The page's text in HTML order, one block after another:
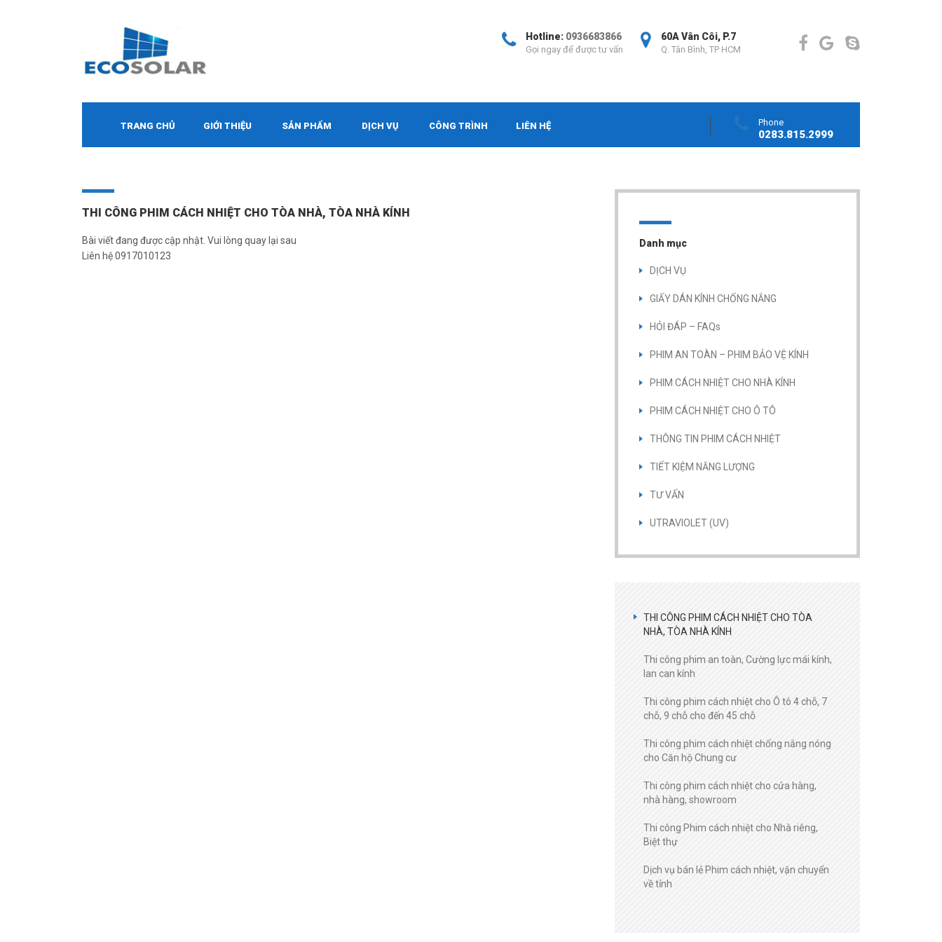
60A Vân Côi, P.7
Q. Tân Bình, TP HCM
Hotline: 0936683866
Gọi ngay để được tư vấn
TRANG CHỦ GIỚI THIỆU SẢN PHẨM DỊCH VỤ CÔNG TRÌNH LIÊN HỆ Phone
0283.815.2999
THI CÔNG PHIM CÁCH NHIỆT CHO TÒA NHÀ, TÒA NHÀ KÍNH
Bài viết đang được cập nhật. Vui lòng quay lại sau
Liên hệ 0917010123
Danh mục
DỊCH VỤ
GIẤY DÁN KÍNH CHỐNG NẮNG
HỎI ĐÁP – FAQs
PHIM AN TOÀN – PHIM BẢO VỆ KÍNH
PHIM CÁCH NHIỆT CHO NHÀ KÍNH
PHIM CÁCH NHIỆT CHO Ô TÔ
THÔNG TIN PHIM CÁCH NHIỆT
TIẾT KIỆM NĂNG LƯỢNG
TƯ VẤN
UTRAVIOLET (UV)
THI CÔNG PHIM CÁCH NHIỆT CHO TÒA
NHÀ, TÒA NHÀ KÍNH
Thi công phim an toàn, Cường lực mái kính,
lan can kính
Thi công phim cách nhiệt cho Ô tô 4 chỗ, 7
chỗ, 9 chỗ cho đến 45 chỗ
Thi công phim cách nhiệt chống nắng nóng
cho Căn hộ Chung cư
Thi công phim cách nhiệt cho cửa hàng,
nhà hàng, showroom
Thi công Phim cách nhiệt cho Nhà riêng,
Biệt thự
Dịch vụ bán lẻ Phim cách nhiệt, vận chuyển
về tỉnh